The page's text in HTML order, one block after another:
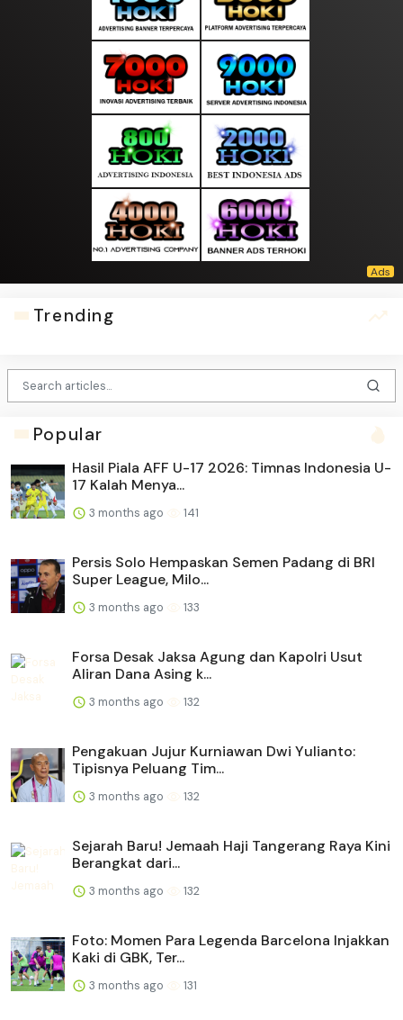
Trending
Popular
Hasil Piala AFF U-17 2026: Timnas Indonesia U-
17 Kalah Menya...
3 months ago 141
Persis Solo Hempaskan Semen Padang di BRI
Super League, Milo...
3 months ago 133
Forsa Desak Jaksa Agung dan Kapolri Usut
Aliran Dana Asing k...
3 months ago 132
Pengakuan Jujur Kurniawan Dwi Yulianto:
Tipisnya Peluang Tim...
3 months ago 132
Sejarah Baru! Jemaah Haji Tangerang Raya Kini
Berangkat dari...
3 months ago 132
Foto: Momen Para Legenda Barcelona Injakkan
Kaki di GBK, Ter...
3 months ago 131